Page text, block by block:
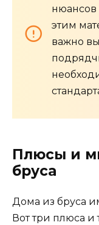
нюансов
этим
важно
Плюсы и
бруса
Дома из бруса
Вот три плюса и